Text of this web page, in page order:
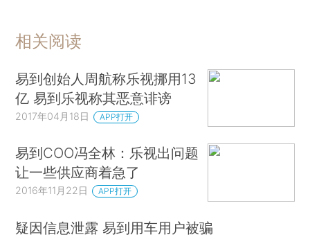
相关阅读
易到创始人周航称乐视挪用13
亿 易到乐视称其恶意诽谤
2017年04月18日 APP打开
易到COO冯全林：乐视出问题
让一些供应商着急了
2016年11月22日 APP打开
疑因信息泄露 易到用车用户被骗